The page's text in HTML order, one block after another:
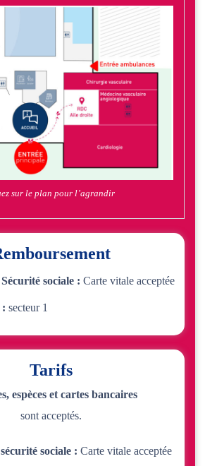
sur le plan pour l’agrandir
sociale : Carte vitale acceptée
: secteur 1
Tarifs
espèces et cartes bancaires
sont acceptés.
sociale : Carte vitale acceptée